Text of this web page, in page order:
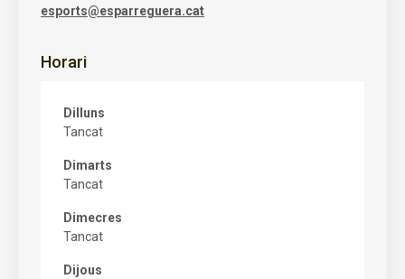
esports@esparreguera.cat
Horari
Dilluns
Tancat
Dimarts
Tancat
Dimecres
Tancat
Dijous